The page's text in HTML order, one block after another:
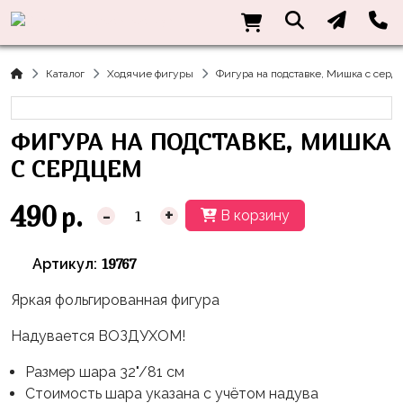
Каталог Ходячие фигуры Фигура на подставке, Мишка с
ФИГУРА НА ПОДСТАВКЕ, МИШКА
С СЕРДЦЕМ
490 р. - + В корзину
Артикул: 19767
Яркая фольгированная фигура
Надувается ВОЗДУХОМ!
Размер шара 32"/81 см
Стоимость шара указана с учётом надува
консультация?
Акции
Хиты
Каталог
Латексные
шары
без
Латексные
рисунком
Фольгированные
звёзды
Праздники
8
марта
23
Дембель
Родился
День
День
Тематики
Оранжевая
Корова
Маша
Медведь
Трактор
Миньоны
Пикачу
Леди
Баг
Информация
О нас
Доставка
и оплата
Контакты
+7(910)888-
48-